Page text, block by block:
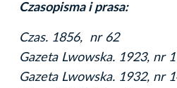
Czasopisma i prasa:
Czas. 1856, nr 62
Gazeta Lwowska. 1923, nr
Gazeta Lwowska. 1932, nr